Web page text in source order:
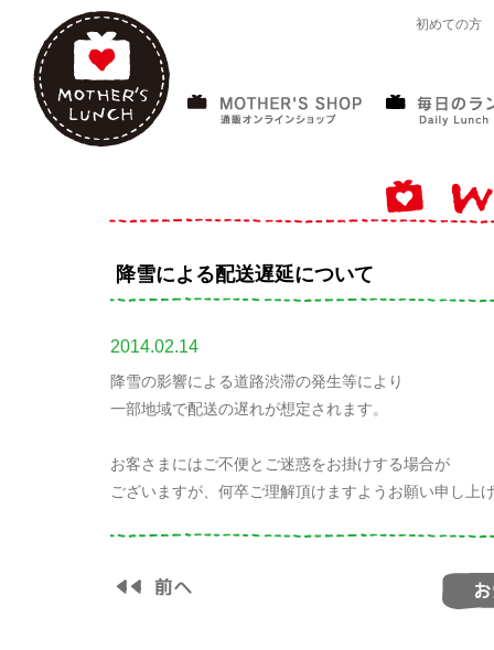
初めての方
降雪による配送遅延について
2014.02.14
降雪の影響による道路渋滞の発生等により
一部地域で配送の遅れが想定されます。
お客さまにはご不便とご迷惑をお掛けする場合が
ございますが、何卒ご理解頂けますようお願い申し上